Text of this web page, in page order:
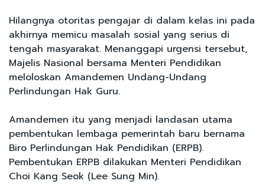
Hilangnya otoritas pengajar di dalam kelas ini pada
akhirnya memicu masalah sosial yang serius di
tengah masyarakat. Menanggapi urgensi tersebut,
Majelis Nasional bersama Menteri Pendidikan
meloloskan Amandemen Undang-Undang
Perlindungan Hak Guru.
Amandemen itu yang menjadi landasan utama
pembentukan lembaga pemerintah baru bernama
Biro Perlindungan Hak Pendidikan (ERPB).
Pembentukan ERPB dilakukan Menteri Pendidikan
Choi Kang Seok (Lee Sung Min).